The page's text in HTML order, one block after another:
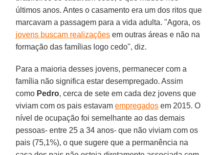
últimos anos. Antes o casamento era um dos ritos que
marcavam a passagem para a vida adulta. "Agora, os
jovens buscam realizações em outras áreas e não na
formação das famílias logo cedo", diz.
Para a maioria desses jovens, permanecer com a
família não significa estar desempregado. Assim
como Pedro, cerca de sete em cada dez jovens que
viviam com os pais estavamempregados em 2015. O
nível de ocupação foi semelhante ao das demais
pessoas- entre 25 a 34 anos- que não viviam com os
pais (75,1%), o que sugere que a permanência na